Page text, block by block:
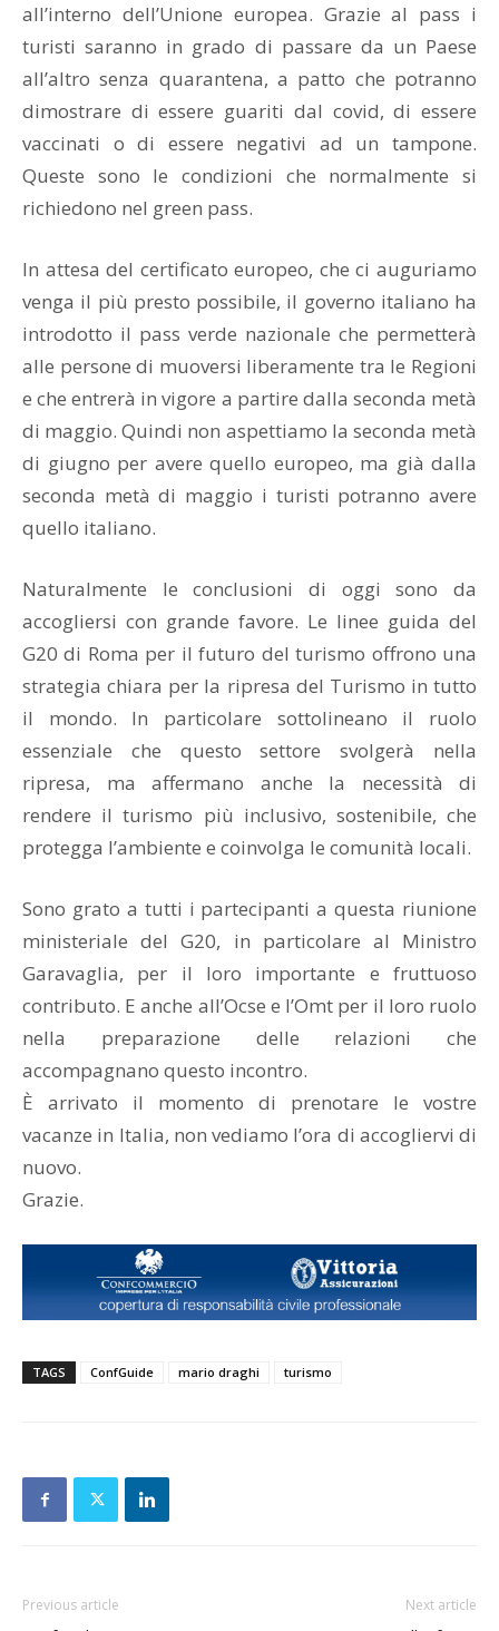
all’interno dell’Unione europea. Grazie al pass i
turisti saranno in grado di passare da un Paese
all’altro senza quarantena, a patto che potranno
dimostrare di essere guariti dal covid, di essere
vaccinati o di essere negativi ad un tampone.
Queste sono le condizioni che normalmente si
richiedono nel green pass.
In attesa del certificato europeo, che ci auguriamo
venga il più presto possibile, il governo italiano ha
introdotto il pass verde nazionale che permetterà
alle persone di muoversi liberamente tra le Regioni
e che entrerà in vigore a partire dalla seconda metà
di maggio. Quindi non aspettiamo la seconda metà
di giugno per avere quello europeo, ma già dalla
seconda metà di maggio i turisti potranno avere
quello italiano.
Naturalmente le conclusioni di oggi sono da
accogliersi con grande favore. Le linee guida del
G20 di Roma per il futuro del turismo offrono una
strategia chiara per la ripresa del Turismo in tutto
il mondo. In particolare sottolineano il ruolo
essenziale che questo settore svolgerà nella
ripresa, ma affermano anche la necessità di
rendere il turismo più inclusivo, sostenibile, che
protegga l’ambiente e coinvolga le comunità locali.
Sono grato a tutti i partecipanti a questa riunione
ministeriale del G20, in particolare al Ministro
Garavaglia, per il loro importante e fruttuoso
contributo. E anche all’Ocse e l’Omt per il loro ruolo
nella preparazione delle relazioni che
accompagnano questo incontro.
È arrivato il momento di prenotare le vostre
vacanze in Italia, non vediamo l’ora di accogliervi di
nuovo.
Grazie.
TAGS ConfGuide mario draghi turismo
Previous article Next article